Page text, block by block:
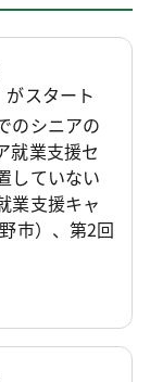
スタート
のシニアの
就業支援セ
していない
業支援キャ
市）、第2回